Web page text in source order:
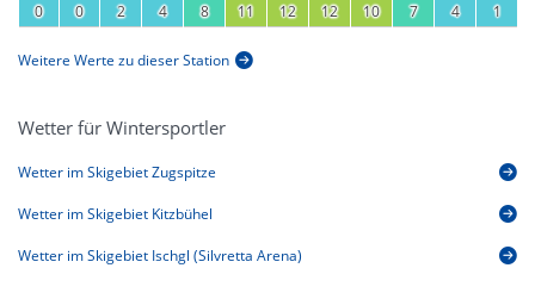
0 0 2 4 8 11 12 12 10 7 4 1
Weitere Werte zu dieser Station
Wetter für Wintersportler
Wetter im Skigebiet Zugspitze
Wetter im Skigebiet Kitzbühel
Wetter im Skigebiet Ischgl (Silvretta Arena)